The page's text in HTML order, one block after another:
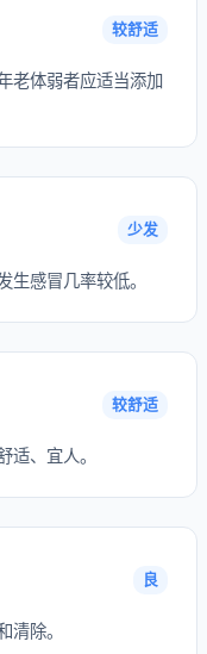
较舒适
老体弱者应适当添加
少发
感冒几率较低。
较舒适
适、宜人。
良
清除。